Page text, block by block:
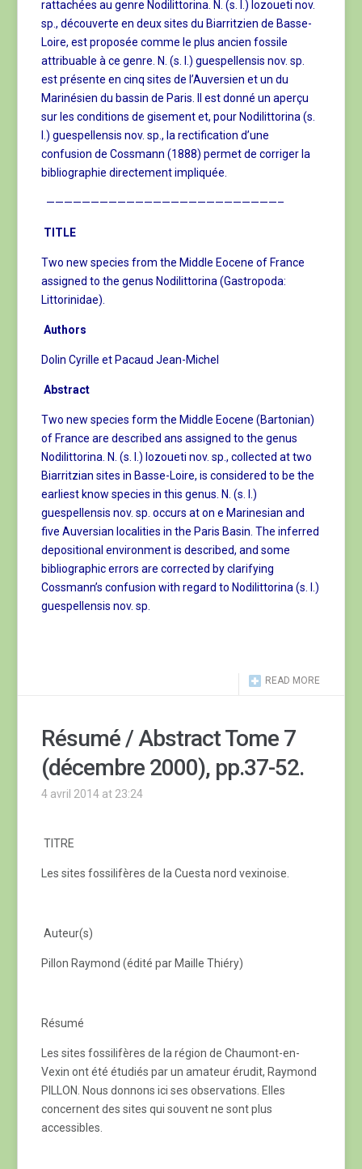
rattachées au genre Nodilittorina. N. (s. l.) lozoueti nov.
sp., découverte en deux sites du Biarritzien de Basse-
Loire, est proposée comme le plus ancien fossile
attribuable à ce genre. N. (s. l.) guespellensis nov. sp.
est présente en cinq sites de l’Auversien et un du
Marinésien du bassin de Paris. Il est donné un aperçu
sur les conditions de gisement et, pour Nodilittorina (s.
l.) guespellensis nov. sp., la rectification d’une
confusion de Cossmann (1888) permet de corriger la
bibliographie directement impliquée.
——————————————————————————–
TITLE
Two new species from the Middle Eocene of France
assigned to the genus Nodilittorina (Gastropoda:
Littorinidae).
Authors
Dolin Cyrille et Pacaud Jean-Michel
Abstract
Two new species form the Middle Eocene (Bartonian)
of France are described ans assigned to the genus
Nodilittorina. N. (s. l.) lozoueti nov. sp., collected at two
Biarritzian sites in Basse-Loire, is considered to be the
earliest know species in this genus. N. (s. l.)
guespellensis nov. sp. occurs at on e Marinesian and
five Auversian localities in the Paris Basin. The inferred
depositional environment is described, and some
bibliographic errors are corrected by clarifying
Cossmann’s confusion with regard to Nodilittorina (s. l.)
guespellensis nov. sp.
READ MORE
Résumé / Abstract Tome 7
(décembre 2000), pp.37-52.
4 avril 2014 at 23:24
TITRE
Les sites fossilifères de la Cuesta nord vexinoise.
Auteur(s)
Pillon Raymond (édité par Maille Thiéry)
Résumé
Les sites fossilifères de la région de Chaumont-en-
Vexin ont été étudiés par un amateur érudit, Raymond
PILLON. Nous donnons ici ses observations. Elles
concernent des sites qui souvent ne sont plus
accessibles.